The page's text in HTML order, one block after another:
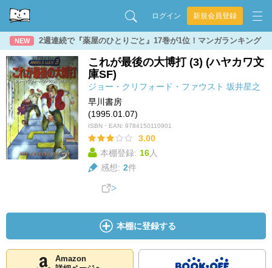
ログイン 新規会員登録
NEW 2週連続で『薬屋のひとりごと』17巻が1位！マンガランキング
これが最後の大博打 (3) (ハヤカワ文
庫SF)
ジョー・クリフォード・ファウスト 坂井星之
早川書房
(1995.01.07)
ISBN・EAN: 9784150110901
3.00
本棚登録: 16人
感想: 2件
本棚に登録する
Amazon